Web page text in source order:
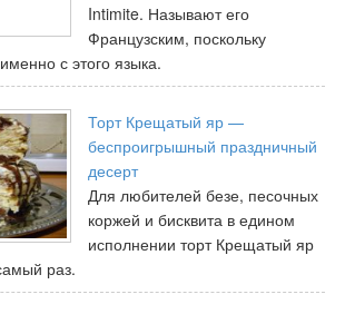
Intimite. Называют его
Французским, поскольку
с этого языка.
Торт Крещатый яр —
беспроигрышный праздничный
десерт
Для любителей безе, песочных
коржей и бисквита в едином
исполнении торт Крещатый яр
раз.